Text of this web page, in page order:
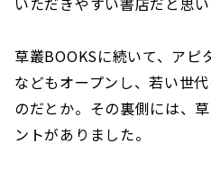
草叢BOOKSに続いて、アピ
などもオープンし、若い世
のだとか。その裏側には、
ントがありました。